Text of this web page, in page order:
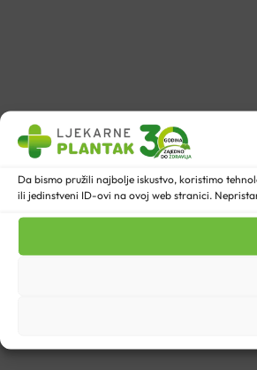
Da bismo pružili najbolje iskustvo, koristimo
ili jedinstveni ID-ovi na ovoj web stranici.